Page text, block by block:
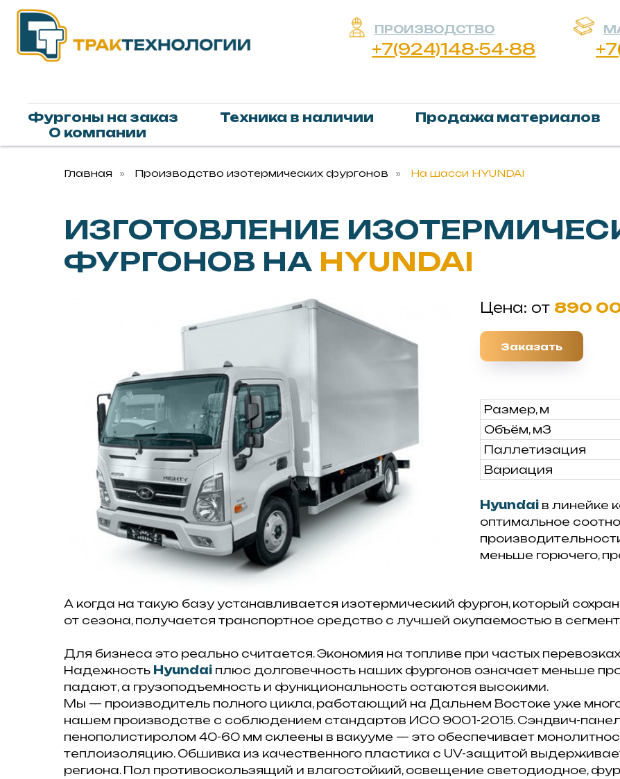
+7(924)148-54-88
МАТЕРИАЛЫ
ПРОИЗВОДСТВО
Фургоны на заказ Техника в наличии Продажа материалов
О компании
Главная » Производство изотермических фургонов » На шасси HYUNDAI
ИЗГОТОВЛЕНИЕ
ФУРГОНОВ НА HYUNDAI
Цена: от 890
Заказать
Размер, м
Объём, м3
Паллетизация
Вариация
Hyundai в линейке
оптимальное
меньше горючего,
А когда на такую базу устанавливается изотермический фургон, который
от сезона, получается транспортное средство с лучшей окупаемостью в
Для бизнеса это реально считается. Экономия на топливе при частых
Надежность Hyundai плюс долговечность наших фургонов означает меньше
падают, а грузоподъемность и функциональность остаются высокими.
Мы — производитель полного цикла, работающий на Дальнем Востоке уже
нашем производстве с соблюдением стандартов ИСО 9001-2015. Сэндвич-
пенополистиролом 40-60 мм склеены в вакууме — это обеспечивает
теплоизоляцию. Обшивка из качественного пластика с UV-защитой
региона. Пол противоскользящий и влагостойкий, освещение светодиодное,